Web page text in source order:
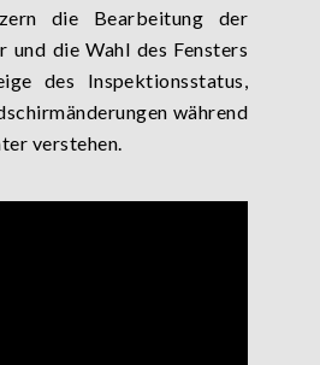
die Bearbeitung der
und die Wahl des Fensters
des Inspektionsstatus,
während
verstehen.